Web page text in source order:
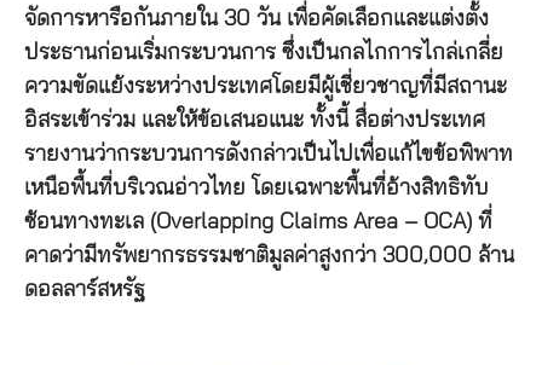
จัดการหารือกันภายใน 30 วัน เพื่อคัดเลือกและแต่งตั้ง
ประธานก่อนเริ่มกระบวนการ ซึ่งเป็นกลไกการไกล่เกลี่ย
ความขัดแย้งระหว่างประเทศโดยมีผู้เชี่ยวชาญที่มีสถานะ
อิสระเข้าร่วม และให้ข้อเสนอแนะ ทั้งนี้ สื่อต่างประเทศ
รายงานว่ากระบวนการดังกล่าวเป็นไปเพื่อแก้ไขข้อพิพาท
เหนือพื้นที่บริเวณอ่าวไทย โดยเฉพาะพื้นที่อ้างสิทธิทับ
ซ้อนทางทะเล (Overlapping Claims Area – OCA) ที่
คาดว่ามีทรัพยากรธรรมชาติมูลค่าสูงกว่า 300,000 ล้าน
ดอลลาร์สหรัฐ